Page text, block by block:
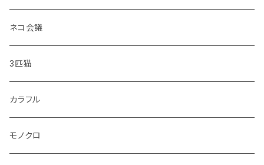
・彩花
・どうぶつ
・小鳥
シマエナガ
中皿
小皿
マグカップ
コップ
ネコ会議
3匹猫
カラフル
モノクロ